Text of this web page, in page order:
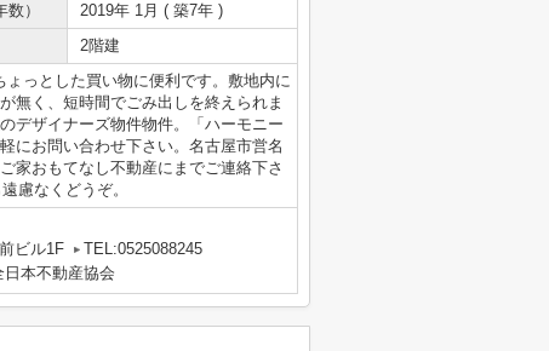
）
2019年 1月 ( 築7年 )
2階建
っとした買い物に便利です。敷地内に
無く、短時間でごみ出しを終えられま
デザイナーズ物件物件。「ハーモニー
にお問い合わせ下さい。名古屋市営名
家おもてなし不動産にまでご連絡下さ
慮なくどうぞ。
ビル1F
TEL:0525088245
本不動産協会